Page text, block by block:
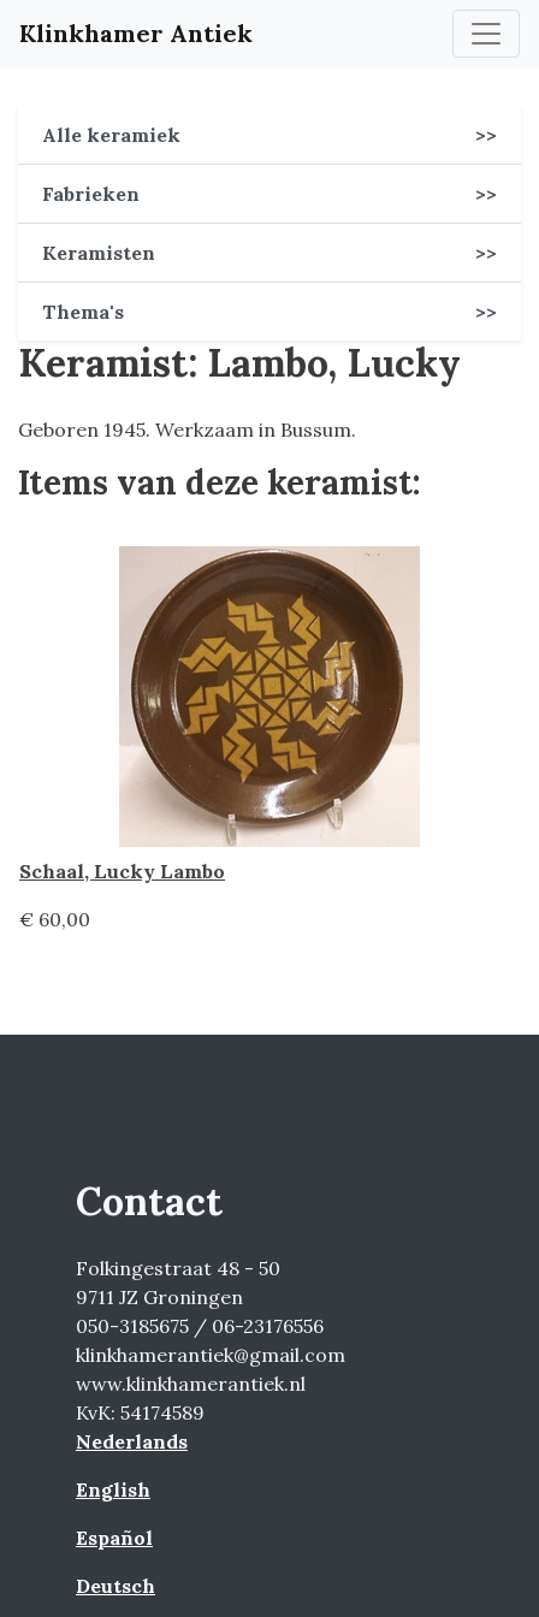
Klinkhamer Antiek
Alle keramiek >>
Fabrieken >>
Keramisten >>
Thema's >>
Keramist: Lambo, Lucky
Geboren 1945. Werkzaam in Bussum.
Items van deze keramist:
Schaal, Lucky Lambo
€ 60,00
Contact
Folkingestraat 48 - 50
9711 JZ Groningen
050-3185675 / 06-23176556
klinkhamerantiek@gmail.com
www.klinkhamerantiek.nl
KvK: 54174589
Nederlands
English
Español
Deutsch